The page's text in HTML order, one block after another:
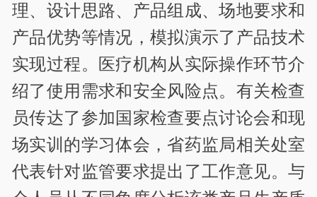
理、设计思路、产品组成、场地要求和
产品优势等情况，模拟演示了产品技术
实现过程。医疗机构从实际操作环节介
绍了使用需求和安全风险点。有关检查
员传达了参加国家检查要点讨论会和现
场实训的学习体会，省药监局相关处室
代表针对监管要求提出了工作意见。与